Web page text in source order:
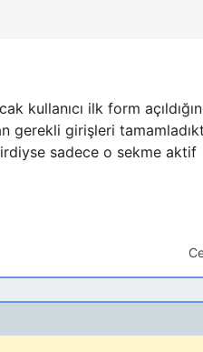
kullanıcı ilk form
gerekli girişleri
sadece o sekme aktif